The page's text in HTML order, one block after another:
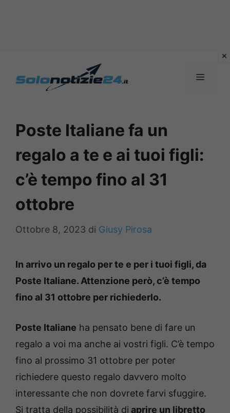
MENU
Poste Italiane fa un
regalo a te e ai tuoi figli:
c’è tempo fino al 31
ottobre
Ottobre 8, 2023 di Giusy Pirosa
In arrivo un regalo per te e per i tuoi figli, da
Poste Italiane. Attenzione però, c’è tempo
fino al 31 ottobre per richiederlo.
Poste Italiane ha pensato bene di fare un
regalo a voi ma anche ai vostri figli. C’è tempo
fino al prossimo 31 ottobre per poter
richiedere questo regalo davvero molto
interessante che non dovrete farvi sfuggire.
Si tratta della possibilità di aprire un libretto